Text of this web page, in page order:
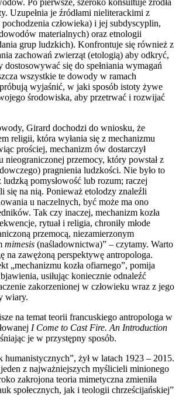
Uzupełnia je źródłami nieliterackimi z
człowieka) i jej subdyscyplin,
materialnych) oraz etnologii
grup ludzkich). Konfrontuje się również z
zachowań zwierząt (etologią) aby odkryć,
dostosowywać się do spełniania wymagań
wszystkie te dowody w ramach
wyjaśnić, w jaki sposób istoty żywe
środowiska, aby przetrwać i rozwijać
Girard dochodzi do wniosku, że
religii, która wyłania się z mechanizmu
prościej, mechanizm ów dostarczył
nieograniczonej przemocy, który powstał z
pragnienia ludzkości. Nie było to
pomysłowość lub rozum; raczej
się na nią. Ponieważ etolodzy znaleźli
u naczelnych, być może ma ono
Tak czy inaczej, mechanizm kozła
rytuał i religia, chroniły młode
przemocą, niezamierzonym
mimesis (naśladownictwa)” – czytamy. Warto
na zawężoną perspektywę antropologa.
„mechanizmu kozła ofiarnego”, pomija
usiłując koniecznie odnaleźć
zakorzenionej w człowieku wraz z jego
wiary.
na temat teorii francuskiego antropologa w
I Come to Cast Fire. An Introduction
je w przystępny sposób.
żył w latach 1923 – 2015.
jeden z najważniejszych myślicieli minionego
zakrojona teoria mimetyczna zmieniła
społecznych, jak i teologii chrześcijańskiej”